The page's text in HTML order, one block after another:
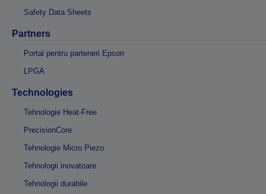
Safety Data Sheets
Partners
Portal pentru parteneri Epson
LPGA
Technologies
Tehnologie Heat-Free
PrecisionCore
Tehnologie Micro Piezo
Tehnologii inovatoare
Tehnologii durabile